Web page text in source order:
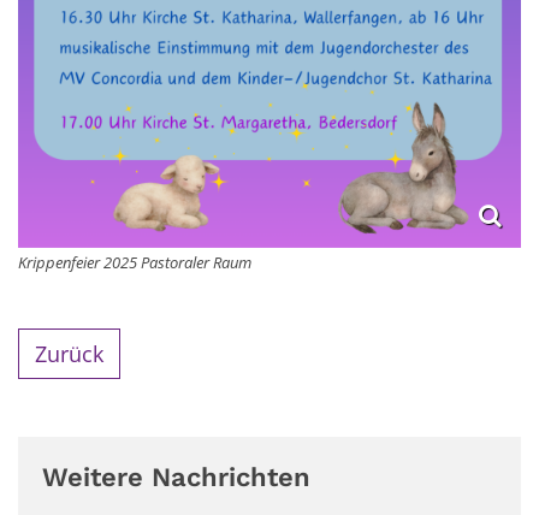
Krippenfeier 2025 Pastoraler Raum
Zurück
Weitere Nachrichten